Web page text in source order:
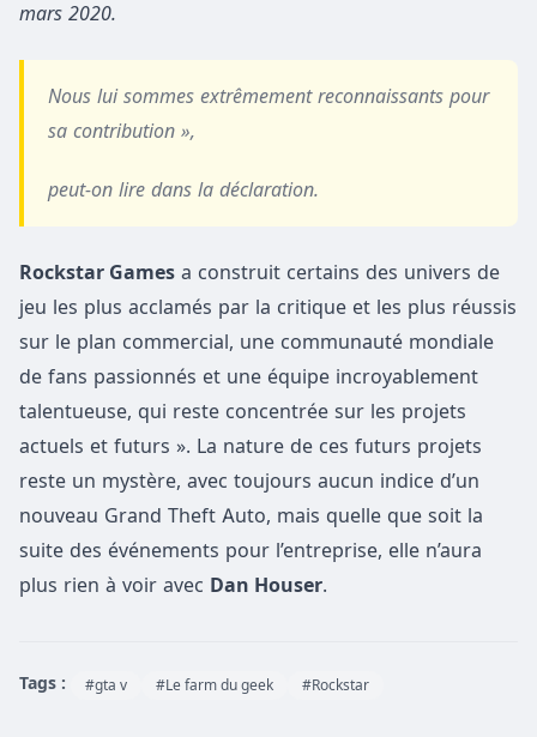
mars 2020.
Nous lui sommes extrêmement reconnaissants pour
sa contribution »,
peut-on lire dans la déclaration.
Rockstar Games a construit certains des univers de
jeu les plus acclamés par la critique et les plus réussis
sur le plan commercial, une communauté mondiale
de fans passionnés et une équipe incroyablement
talentueuse, qui reste concentrée sur les projets
actuels et futurs ». La nature de ces futurs projets
reste un mystère, avec toujours aucun indice d’un
nouveau Grand Theft Auto, mais quelle que soit la
suite des événements pour l’entreprise, elle n’aura
plus rien à voir avec Dan Houser.
Tags : #gta v #Le farm du geek #Rockstar